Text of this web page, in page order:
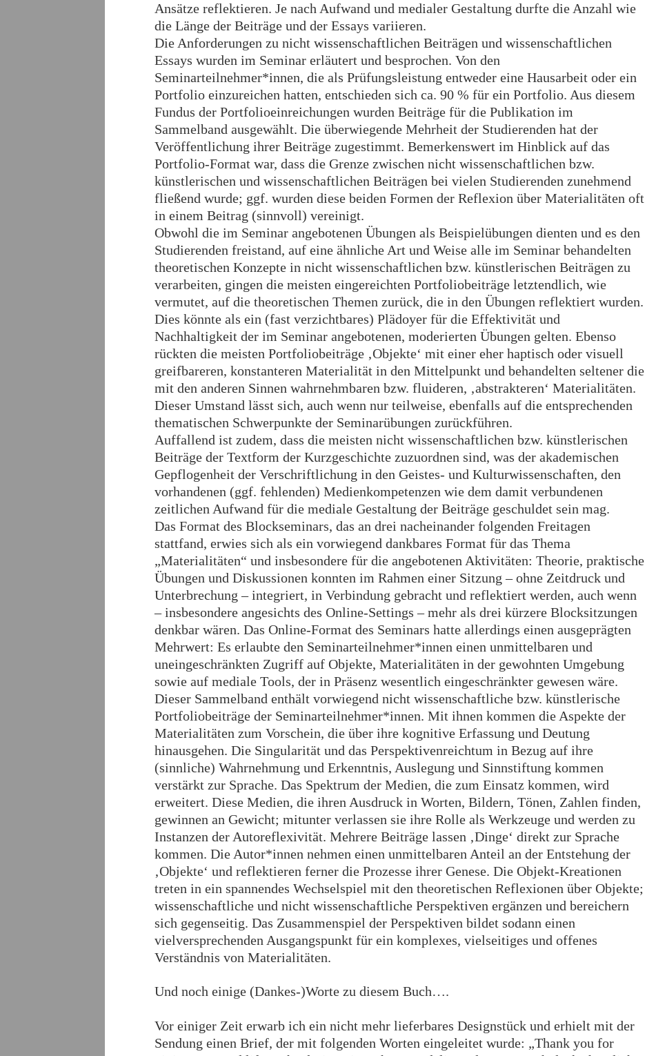
Ansätze reflektieren. Je nach Aufwand und medialer Gestaltung durfte die Anzahl wie
die Länge der Beiträge und der Essays variieren.
Die Anforderungen zu nicht wissenschaftlichen Beiträgen und wissenschaftlichen
Essays wurden im Seminar erläutert und besprochen. Von den
Seminarteilnehmer*innen, die als Prüfungsleistung entweder eine Hausarbeit oder ein
Portfolio einzureichen hatten, entschieden sich ca. 90 % für ein Portfolio. Aus diesem
Fundus der Portfolioeinreichungen wurden Beiträge für die Publikation im
Sammelband ausgewählt. Die überwiegende Mehrheit der Studierenden hat der
Veröffentlichung ihrer Beiträge zugestimmt. Bemerkenswert im Hinblick auf das
Portfolio-Format war, dass die Grenze zwischen nicht wissenschaftlichen bzw.
künstlerischen und wissenschaftlichen Beiträgen bei vielen Studierenden zunehmend
fließend wurde; ggf. wurden diese beiden Formen der Reflexion über Materialitäten oft
in einem Beitrag (sinnvoll) vereinigt.
Obwohl die im Seminar angebotenen Übungen als Beispielübungen dienten und es den
Studierenden freistand, auf eine ähnliche Art und Weise alle im Seminar behandelten
theoretischen Konzepte in nicht wissenschaftlichen bzw. künstlerischen Beiträgen zu
verarbeiten, gingen die meisten eingereichten Portfoliobeiträge letztendlich, wie
vermutet, auf die theoretischen Themen zurück, die in den Übungen reflektiert wurden.
Dies könnte als ein (fast verzichtbares) Plädoyer für die Effektivität und
Nachhaltigkeit der im Seminar angebotenen, moderierten Übungen gelten. Ebenso
rückten die meisten Portfoliobeiträge ‚Objekte‘ mit einer eher haptisch oder visuell
greifbareren, konstanteren Materialität in den Mittelpunkt und behandelten seltener die
mit den anderen Sinnen wahrnehmbaren bzw. fluideren, ‚abstrakteren‘ Materialitäten.
Dieser Umstand lässt sich, auch wenn nur teilweise, ebenfalls auf die entsprechenden
thematischen Schwerpunkte der Seminarübungen zurückführen.
Auffallend ist zudem, dass die meisten nicht wissenschaftlichen bzw. künstlerischen
Beiträge der Textform der Kurzgeschichte zuzuordnen sind, was der akademischen
Gepflogenheit der Verschriftlichung in den Geistes- und Kulturwissenschaften, den
vorhandenen (ggf. fehlenden) Medienkompetenzen wie dem damit verbundenen
zeitlichen Aufwand für die mediale Gestaltung der Beiträge geschuldet sein mag.
Das Format des Blockseminars, das an drei nacheinander folgenden Freitagen
stattfand, erwies sich als ein vorwiegend dankbares Format für das Thema
„Materialitäten“ und insbesondere für die angebotenen Aktivitäten: Theorie, praktische
Übungen und Diskussionen konnten im Rahmen einer Sitzung – ohne Zeitdruck und
Unterbrechung – integriert, in Verbindung gebracht und reflektiert werden, auch wenn
– insbesondere angesichts des Online-Settings – mehr als drei kürzere Blocksitzungen
denkbar wären. Das Online-Format des Seminars hatte allerdings einen ausgeprägten
Mehrwert: Es erlaubte den Seminarteilnehmer*innen einen unmittelbaren und
uneingeschränkten Zugriff auf Objekte, Materialitäten in der gewohnten Umgebung
sowie auf mediale Tools, der in Präsenz wesentlich eingeschränkter gewesen wäre.
Dieser Sammelband enthält vorwiegend nicht wissenschaftliche bzw. künstlerische
Portfoliobeiträge der Seminarteilnehmer*innen. Mit ihnen kommen die Aspekte der
Materialitäten zum Vorschein, die über ihre kognitive Erfassung und Deutung
hinausgehen. Die Singularität und das Perspektivenreichtum in Bezug auf ihre
(sinnliche) Wahrnehmung und Erkenntnis, Auslegung und Sinnstiftung kommen
verstärkt zur Sprache. Das Spektrum der Medien, die zum Einsatz kommen, wird
erweitert. Diese Medien, die ihren Ausdruck in Worten, Bildern, Tönen, Zahlen finden,
gewinnen an Gewicht; mitunter verlassen sie ihre Rolle als Werkzeuge und werden zu
Instanzen der Autoreflexivität. Mehrere Beiträge lassen ‚Dinge‘ direkt zur Sprache
kommen. Die Autor*innen nehmen einen unmittelbaren Anteil an der Entstehung der
‚Objekte‘ und reflektieren ferner die Prozesse ihrer Genese. Die Objekt-Kreationen
treten in ein spannendes Wechselspiel mit den theoretischen Reflexionen über Objekte;
wissenschaftliche und nicht wissenschaftliche Perspektiven ergänzen und bereichern
sich gegenseitig. Das Zusammenspiel der Perspektiven bildet sodann einen
vielversprechenden Ausgangspunkt für ein komplexes, vielseitiges und offenes
Verständnis von Materialitäten.
Und noch einige (Dankes-)Worte zu diesem Buch….
Vor einiger Zeit erwarb ich ein nicht mehr lieferbares Designstück und erhielt mit der
Sendung einen Brief, der mit folgenden Worten eingeleitet wurde: „Thank you for